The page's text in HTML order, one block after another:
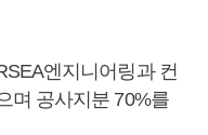
엔지니어링과 컨
며 공사지분 70%를